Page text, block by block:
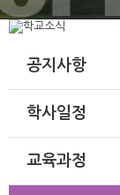
공지사항
학사일정
교육과정